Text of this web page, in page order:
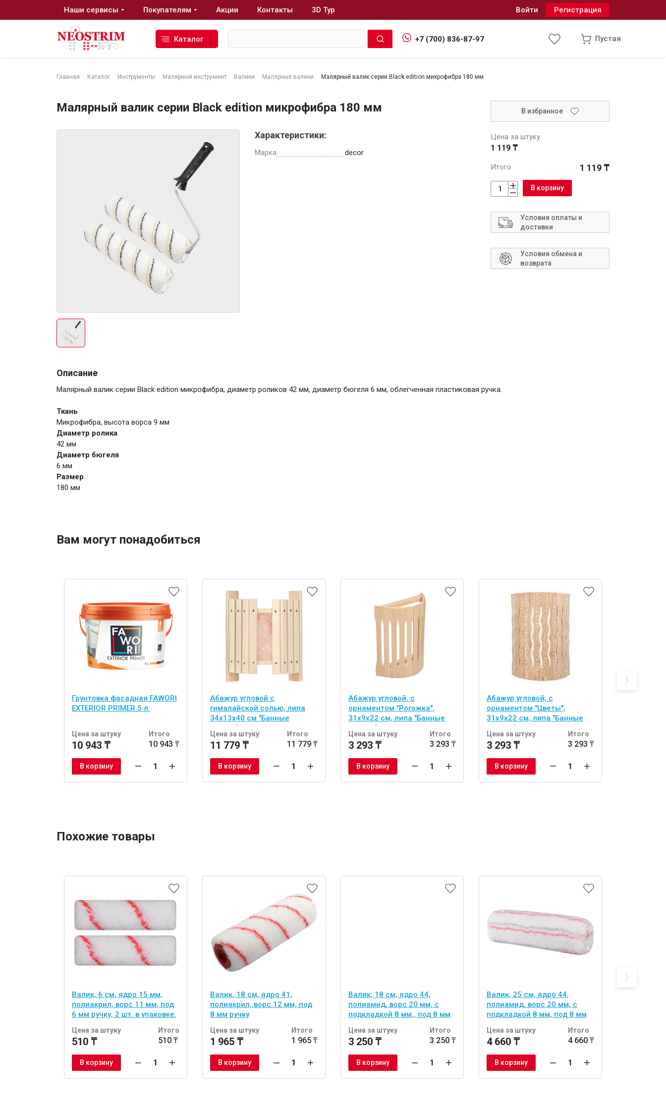
Главная Каталог Инструменты Малярный инструмент Валики Малярные валики Малярный валик серии Black edition микрофибра 180 мм
Малярный валик серии Black edition микрофибра 180 мм
Характеристики:
Марка decor
В избранное
Цена за штуку
1 119 ₸
Итого 1 119 ₸
В корзину
Условия оплаты и
доставки
Условия обмена и
возврата
Описание
Малярный валик серии Black edition микрофибра, диаметр роликов 42 мм, диаметр бюгеля 6 мм, облегченная пластиковая ручка.
Ткань
Микрофибра, высота ворса 9 мм
Диаметр ролика
42 мм
Диаметр бюгеля
6 мм
Размер
180 мм
Вам могут понадобиться
Грунтовка фасадная FAWORI
EXTERIOR PRIMER 5 л.
Цена за штуку
10 943 ₸
Итого
10 943 ₸
В корзину
Абажур угловой с
гималайской солью, липа
34х13х40 см "Банные
штучки"
Цена за штуку
11 779 ₸
Итого
11 779 ₸
В корзину
Абажур угловой, с
орнаментом "Рогожка",
31х9х22 см, липа "Банные
штучки"
Цена за штуку
3 293 ₸
Итого
3 293 ₸
В корзину
Абажур угловой, с
орнаментом "Цветы",
31х9х22 см, липа "Банные
штучки"
Цена за штуку
3 293 ₸
Итого
3 293 ₸
В корзину
Похожие товары
Валик, 6 см, ядро 15 мм,
полиакрил, ворс 11 мм, под
6 мм ручку, 2 шт. в упаковке.
Цена за штуку
510 ₸
Итого
510 ₸
В корзину
Валик, 18 см, ядро 41,
полиакрил, ворс 12 мм, под
8 мм ручку
Цена за штуку
1 965 ₸
Итого
1 965 ₸
В корзину
Валик, 18 см, ядро 44,
полиамид, ворс 20 мм, с
подкладкой 8 мм., под 8 мм
Цена за штуку
3 250 ₸
Итого
3 250 ₸
В корзину
Валик, 25 см, ядро 44,
полиамид, ворс 20 мм, с
подкладкой 8 мм, под 8 мм
Цена за штуку
4 660 ₸
Итого
4 660 ₸
В корзину
Наши сервисы Покупателям Акции Контакты 3D Тур Войти Регистрация
Каталог +7 (700) 836-87-97 Пустая
Герметики
Клеи, жидкие гвозди
Водоснабжение и водоотведение
Электро-оборудование Сантехника
Монтажные ленты
Канаты, шнуры